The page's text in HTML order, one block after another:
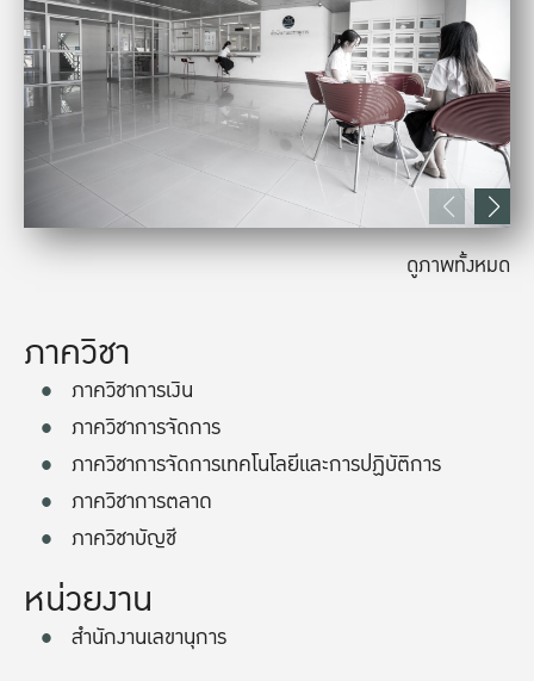
ดูภาพทั้งหมด
ภาควิชา
ภาควิชาการเงิน
ภาควิชาการจัดการ
ภาควิชาการจัดการเทคโนโลยีและการปฏิบัติการ
ภาควิชาการตลาด
ภาควิชาบัญชี
หน่วยงาน
สำนักงานเลขานุการ